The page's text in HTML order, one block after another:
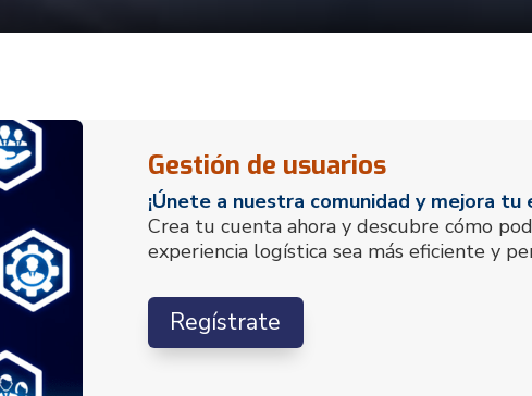
Gestión de usuarios
¡Únete a nuestra comunidad y mejora tu
Crea tu cuenta ahora y descubre cómo
experiencia logística sea más eficiente y
Regístrate